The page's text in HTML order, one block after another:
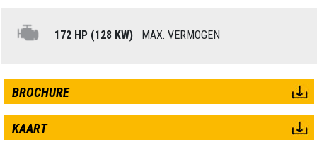
172 HP (128 KW) MAX. VERMOGEN
BROCHURE
KAART